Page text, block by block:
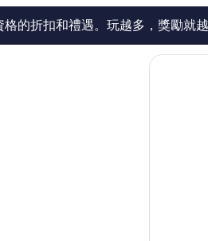
驚
喜
評
論
的折扣和禮遇。玩越多，獎勵就越